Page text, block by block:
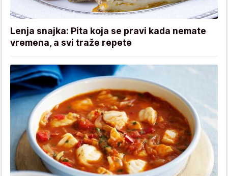
Lenja snajka: Pita koja se pravi kada nemate
vremena, a svi traže repete